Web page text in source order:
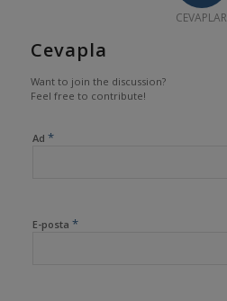
CEVAPLAR
Cevapla
Want to join the discussion?
Feel free to contribute!
Ad *
E-posta *